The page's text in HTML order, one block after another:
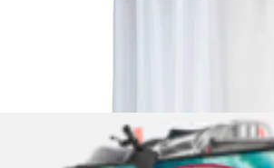
Duschvorhangstange »Luz« Ø